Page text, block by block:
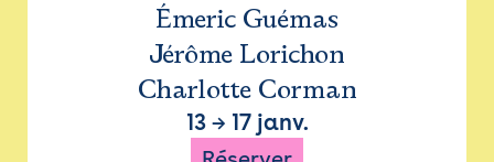
Émeric Guémas
Jérôme Lorichon
Charlotte Corman
13→ 17 janv.